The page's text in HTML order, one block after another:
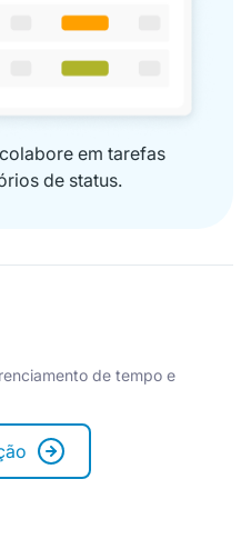
em tarefas
de status.
de tempo e